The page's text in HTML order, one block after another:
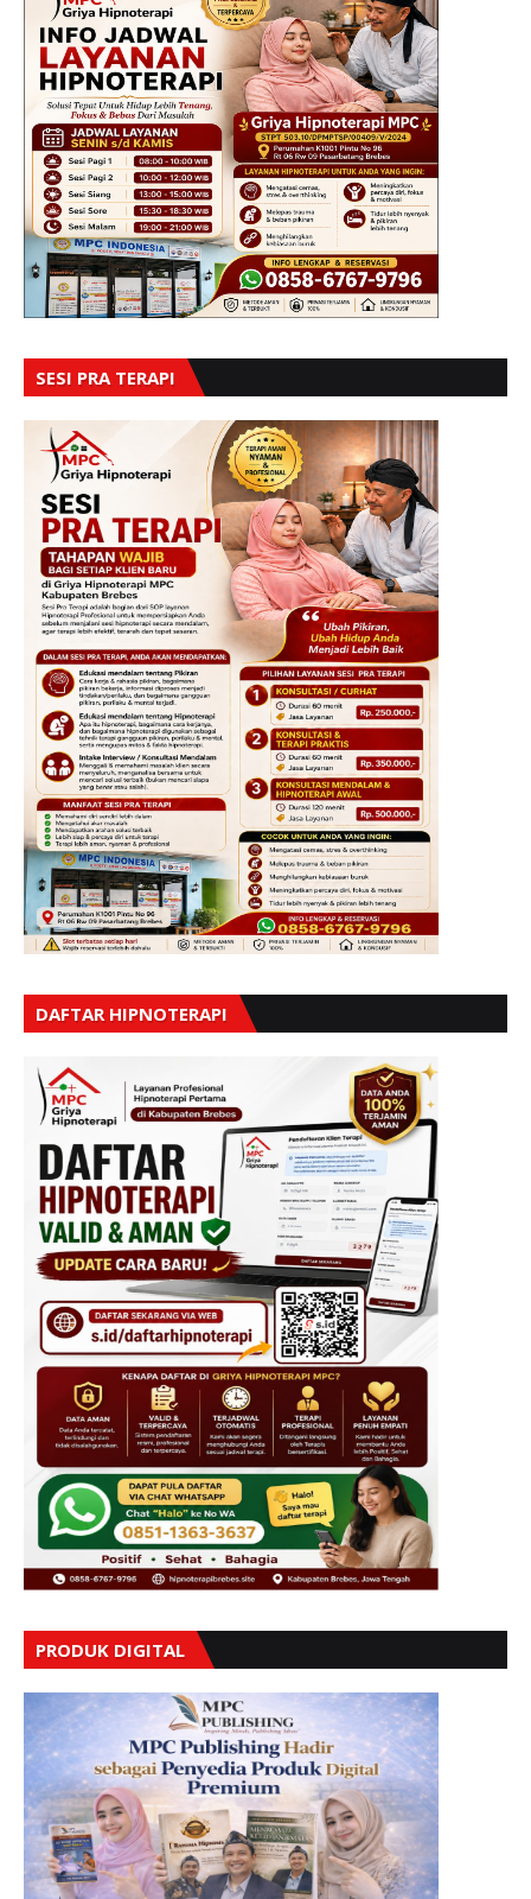
SESI PRA TERAPI
DAFTAR HIPNOTERAPI
PRODUK DIGITAL